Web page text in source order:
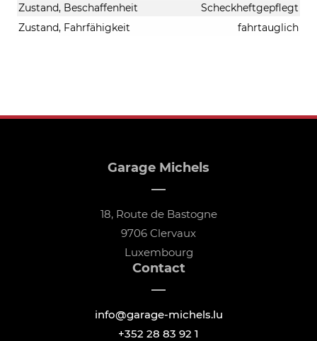
Zustand, Beschaffenheit
Scheckheftgepflegt
Zustand, Fahrfähigkeit
fahrtauglich
Garage Michels
18, Route de Bastogne
9706 Clervaux
Luxembourg
Contact
info@garage-michels.lu
+352 28 83 92 1